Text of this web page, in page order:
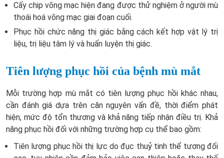
Cấy chip võng mạc hiện đang được thử nghiệm ở người mù
thoái hoá võng mạc giai đoạn cuối.
Phục hồi chức năng thị giác bằng cách kết hợp vật lý trị
liệu, trị liệu tâm lý và huấn luyện thị giác.
Tiên lượng phục hồi của bệnh mù mắt
Mỗi trường hợp mù mắt có tiên lượng phục hồi khác nhau,
cần đánh giá dựa trên căn nguyên vấn đề, thời điểm phát
hiện, mức độ tổn thương và khả năng tiếp nhận điều trị. Khả
năng phục hồi đối với những trường hợp cụ thể bao gồm:
Tiên lượng phục hồi thị lực do đục thuỷ tinh thể tương đối